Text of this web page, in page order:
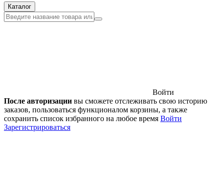
Каталог
Войти
После авторизации вы сможете отслеживать свою историю
заказов, пользоваться функционалом корзины, а также
сохранить список избранного на любое время Войти
Зарегистрироваться